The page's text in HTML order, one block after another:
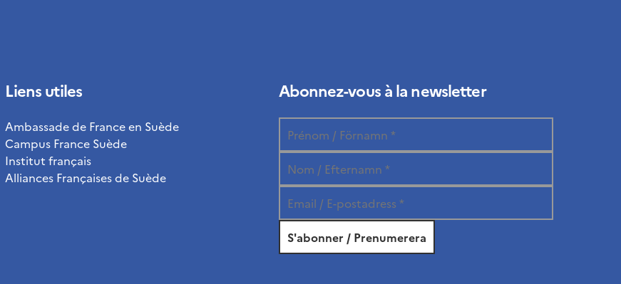
Liens utiles
Ambassade de France en Suède
Campus France Suède
Institut français
Alliances Françaises de Suède
Abonnez-vous à la newsletter